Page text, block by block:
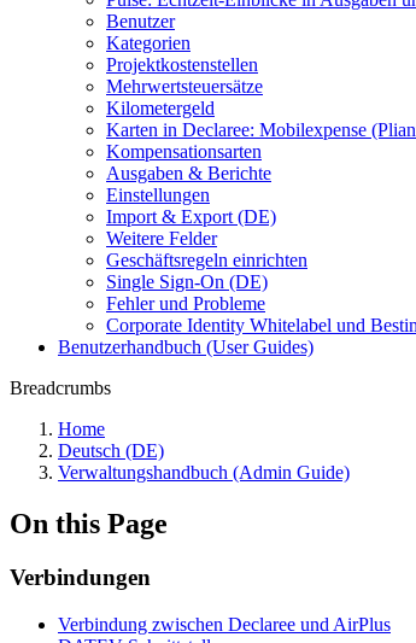
Benutzer
Kategorien
Projektkostenstellen
Mehrwertsteuersätze
Kilometergeld
Karten in Declaree: Mobilexpense
Kompensationsarten
Ausgaben & Berichte
Einstellungen
Import & Export (DE)
Weitere Felder
Geschäftsregeln einrichten
Single Sign-On (DE)
Fehler und Probleme
Corporate Identity Whitelabel und
Benutzerhandbuch (User Guides)
Breadcrumbs
Home
Deutsch (DE)
Verwaltungshandbuch (Admin Guide)
On this Page
Verbindungen
Verbindung zwischen Declaree und AirPlus